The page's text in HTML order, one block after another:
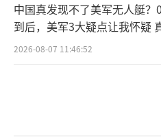
中国真发现不了美军无人艇？
到后，美军3大疑点让我怀疑
如此
2026-08-07 11:46:52